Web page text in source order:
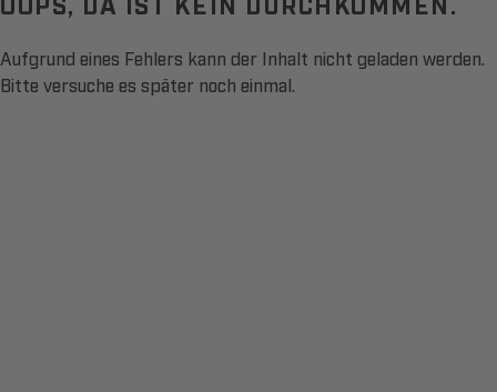
Aufgrund eines Fehlers kann der Inhalt nicht geladen werden.
Bitte versuche es später noch einmal.